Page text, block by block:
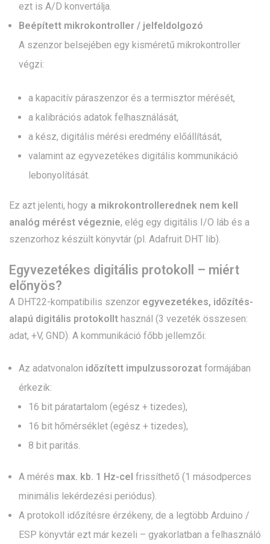
ezt is A/D konvertálja.
Beépített mikrokontroller / jelfeldolgozó
A szenzor belsejében egy kisméretű mikrokontroller
végzi:
a kapacitív páraszenzor és a termisztor mérését,
a kalibrációs adatok felhasználását,
a kész, digitális mérési eredmény előállítását,
valamint az egyvezetékes digitális kommunikáció
lebonyolítását.
Ez azt jelenti, hogy a mikrokontrollerednek nem kell
analóg mérést végeznie, elég egy digitális I/O láb és a
szenzorhoz készült könyvtár (pl. Adafruit DHT lib).
Egyvezetékes digitális protokoll – miért
előnyös?
A DHT22-kompatibilis szenzor egyvezetékes, időzítés-
alapú digitális protokollt használ (3 vezeték összesen:
adat, +V, GND). A kommunikáció főbb jellemzői:
Az adatvonalon időzített impulzussorozat formájában
érkezik:
16 bit páratartalom (egész + tizedes),
16 bit hőmérséklet (egész + tizedes),
8 bit paritás.
A mérés max. kb. 1 Hz-cel frissíthető (1 másodperces
minimális lekérdezési periódus).
A protokoll időzítésre érzékeny, de a legtöbb Arduino /
ESP könyvtár ezt már kezeli – gyakorlatban a felhasználó